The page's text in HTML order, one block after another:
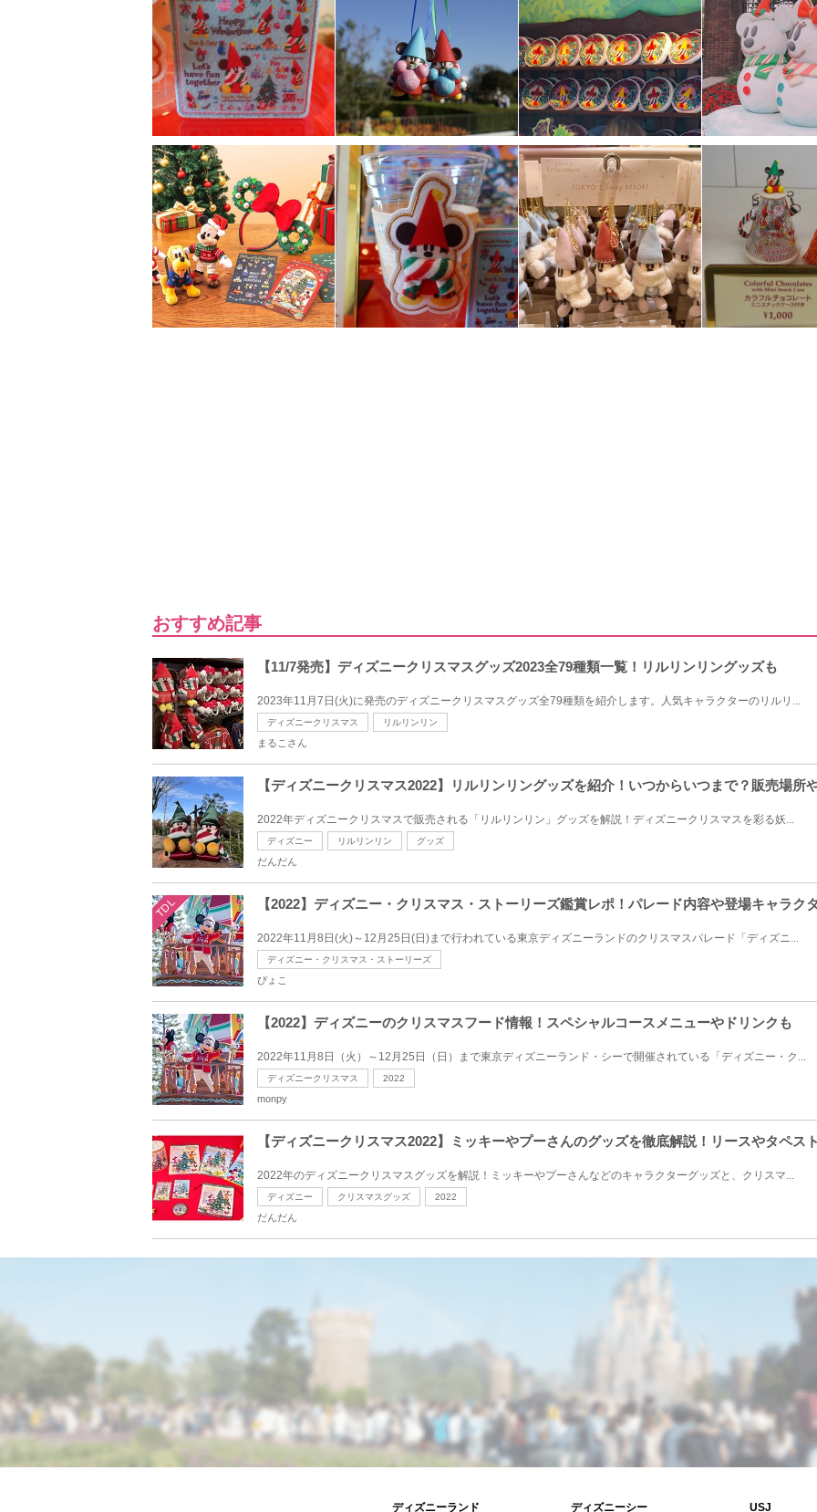
おすすめ記事
【11/7発売】ディズニークリスマスグッズ2023全79種類一覧！リルリンリングッズも
2023年11月7日(火)に発売のディズニークリスマスグッズ全79種類を紹介します。人気キャラクターのリルリ...
ディズニークリスマス リルリンリン
まるこさん
【ディズニークリスマス2022】リルリンリングッズを紹介！いつからいつまで？販売場所
2022年ディズニークリスマスで販売される「リルリンリン」グッズを解説！ディズニークリスマスを彩る妖...
ディズニー リルリンリン グッズ
だんだん
TDL 【2022】ディズニー・クリスマス・ストーリーズ鑑賞レポ！パレード内容や登場キャラク
2022年11月8日(火)～12月25日(日)まで行われている東京ディズニーランドのクリスマスパレード「ディズニ...
ディズニー・クリスマス・ストーリーズ
ぴょこ
【2022】ディズニーのクリスマスフード情報！スペシャルコースメニューやドリンクも
2022年11月8日（火）～12月25日（日）まで東京ディズニーランド・シーで開催されている「ディズニー・ク...
ディズニークリスマス 2022
monpy
【ディズニークリスマス2022】ミッキーやプーさんのグッズを徹底解説！リースやタペス
2022年のディズニークリスマスグッズを解説！ミッキーやプーさんなどのキャラクターグッズと、クリスマ...
ディズニー クリスマスグッズ 2022
だんだん
ディズニーランド ディズニーシー USJ